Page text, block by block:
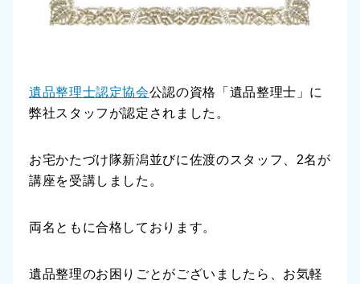
遺品整理士認定協会公認の資格「遺品整理士」に
弊社スタッフが認定されました。
お宅かたづけ隊新潟並びに佐渡のスタッフ、2名が
講座を受講しました。
両名ともに合格しております。
遺品整理のお困りごとがございましたら、お気軽